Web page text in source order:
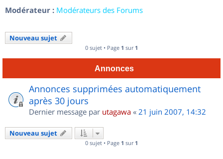
Modérateur : Modérateurs des Forums
Nouveau sujet
0 sujet • Page 1 sur 1
Annonces
Annonces supprimées automatiquement
après 30 jours
Dernier message par utagawa « 21 juin 2007, 14:32
Nouveau sujet
0 sujet • Page 1 sur 1